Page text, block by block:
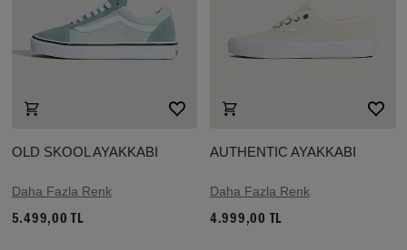
OLD SKOOL AYAKKABI
Daha Fazla Renk
5.499,00 TL
AUTHENTIC AYAKKABI
Daha Fazla Renk
4.999,00 TL